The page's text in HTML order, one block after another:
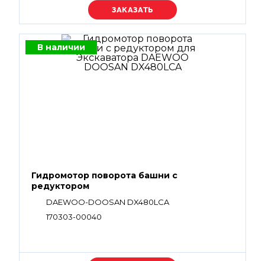
Уточняйте цену
В наличии
Гидромотор поворота башни с
редуктором
DAEWOO-DOOSAN DX480LCA
170303-00040